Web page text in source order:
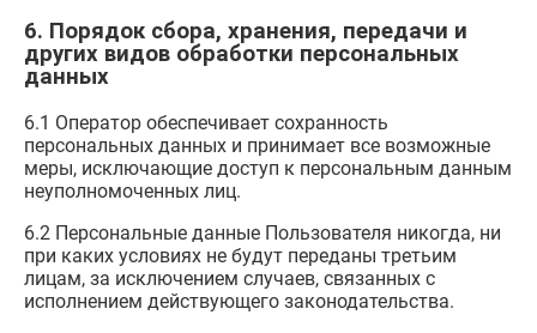
6. Порядок сбора, хранения, передачи и
других видов обработки персональных
данных
6.1 Оператор обеспечивает сохранность
персональных данных и принимает все возможные
меры, исключающие доступ к персональным данным
неуполномоченных лиц.
6.2 Персональные данные Пользователя никогда, ни
при каких условиях не будут переданы третьим
лицам, за исключением случаев, связанных с
исполнением действующего законодательства.